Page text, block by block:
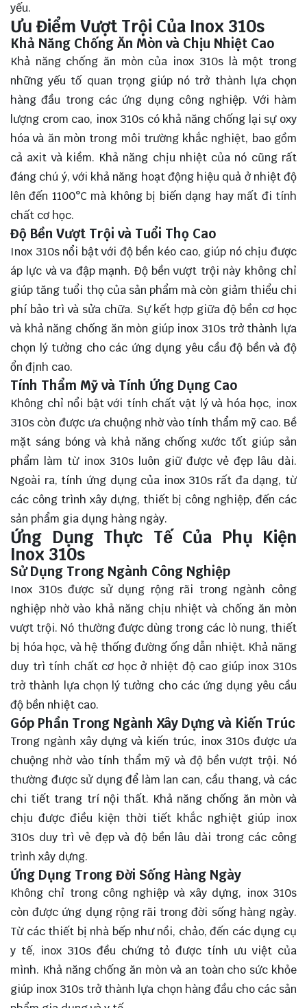
yếu.
Ưu Điểm Vượt Trội Của Inox 310s
Khả Năng Chống Ăn Mòn và Chịu Nhiệt Cao
Khả năng chống ăn mòn của inox 310s là một trong
những yếu tố quan trọng giúp nó trở thành lựa chọn
hàng đầu trong các ứng dụng công nghiệp. Với hàm
lượng crom cao, inox 310s có khả năng chống lại sự oxy
hóa và ăn mòn trong môi trường khắc nghiệt, bao gồm
cả axit và kiềm. Khả năng chịu nhiệt của nó cũng rất
đáng chú ý, với khả năng hoạt động hiệu quả ở nhiệt độ
lên đến 1100°C mà không bị biến dạng hay mất đi tính
chất cơ học.
Độ Bền Vượt Trội và Tuổi Thọ Cao
Inox 310s nổi bật với độ bền kéo cao, giúp nó chịu được
áp lực và va đập mạnh. Độ bền vượt trội này không chỉ
giúp tăng tuổi thọ của sản phẩm mà còn giảm thiểu chi
phí bảo trì và sửa chữa. Sự kết hợp giữa độ bền cơ học
và khả năng chống ăn mòn giúp inox 310s trở thành lựa
chọn lý tưởng cho các ứng dụng yêu cầu độ bền và độ
ổn định cao.
Tính Thẩm Mỹ và Tính Ứng Dụng Cao
Không chỉ nổi bật với tính chất vật lý và hóa học, inox
310s còn được ưa chuộng nhờ vào tính thẩm mỹ cao. Bề
mặt sáng bóng và khả năng chống xước tốt giúp sản
phẩm làm từ inox 310s luôn giữ được vẻ đẹp lâu dài.
Ngoài ra, tính ứng dụng của inox 310s rất đa dạng, từ
các công trình xây dựng, thiết bị công nghiệp, đến các
sản phẩm gia dụng hàng ngày.
Ứng Dụng Thực Tế Của Phụ Kiện
Inox 310s
Sử Dụng Trong Ngành Công Nghiệp
Inox 310s được sử dụng rộng rãi trong ngành công
nghiệp nhờ vào khả năng chịu nhiệt và chống ăn mòn
vượt trội. Nó thường được dùng trong các lò nung, thiết
bị hóa học, và hệ thống đường ống dẫn nhiệt. Khả năng
duy trì tính chất cơ học ở nhiệt độ cao giúp inox 310s
trở thành lựa chọn lý tưởng cho các ứng dụng yêu cầu
độ bền nhiệt cao.
Góp Phần Trong Ngành Xây Dựng và Kiến Trúc
Trong ngành xây dựng và kiến trúc, inox 310s được ưa
chuộng nhờ vào tính thẩm mỹ và độ bền vượt trội. Nó
thường được sử dụng để làm lan can, cầu thang, và các
chi tiết trang trí nội thất. Khả năng chống ăn mòn và
chịu được điều kiện thời tiết khắc nghiệt giúp inox
310s duy trì vẻ đẹp và độ bền lâu dài trong các công
trình xây dựng.
Ứng Dụng Trong Đời Sống Hàng Ngày
Không chỉ trong công nghiệp và xây dựng, inox 310s
còn được ứng dụng rộng rãi trong đời sống hàng ngày.
Từ các thiết bị nhà bếp như nồi, chảo, đến các dụng cụ
y tế, inox 310s đều chứng tỏ được tính ưu việt của
mình. Khả năng chống ăn mòn và an toàn cho sức khỏe
giúp inox 310s trở thành lựa chọn hàng đầu cho các sản